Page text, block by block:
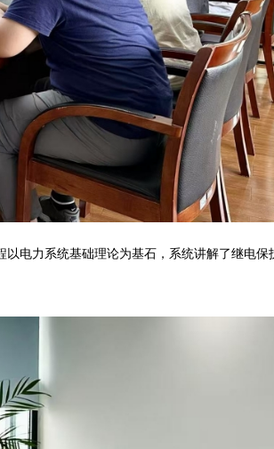
电力系统基础理论为基石，系统讲解了继电保